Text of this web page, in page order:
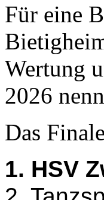
Für eine
Wertung
2026
Das
1. HSV